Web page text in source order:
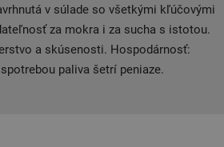
v súlade so všetkými kľúčovými
za mokra i za sucha s istotou.
a skúsenosti. Hospodárnosť:
paliva šetrí peniaze.